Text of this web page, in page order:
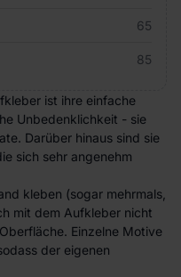
65
85
ist ihre einfache
Unbedenklichkeit - sie
Darüber hinaus sind sie
sich sehr angenehm
kleben (sogar mehrmals,
mit dem Aufkleber nicht
Einzelne Motive
der eigenen